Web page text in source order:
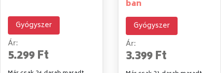
Gyógyszer
Ár:
5.299 Ft
ban
Gyógyszer
Ár:
3.399 Ft